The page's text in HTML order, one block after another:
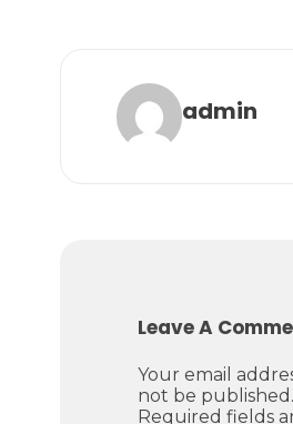
admin
Leave A
Your email
not be published.
Required fields